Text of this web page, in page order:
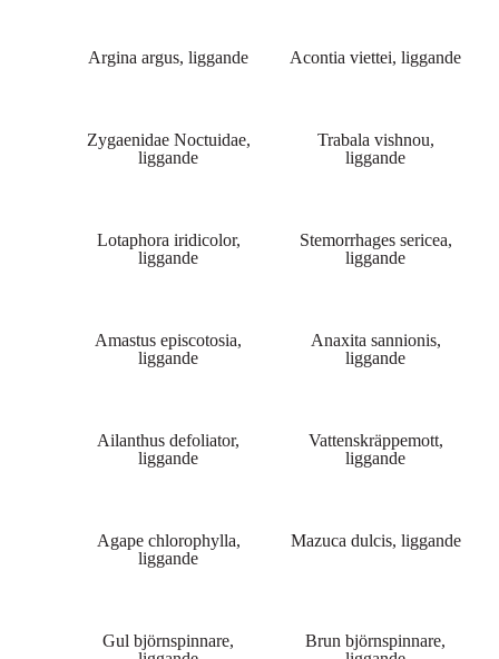
Argina argus, liggande Acontia viettei, liggande
Zygaenidae Noctuidae,
liggande
Trabala vishnou,
liggande
Lotaphora iridicolor,
liggande
Stemorrhages sericea,
liggande
Amastus episcotosia,
liggande
Anaxita sannionis,
liggande
Ailanthus defoliator,
liggande
Vattenskräppemott,
liggande
Agape chlorophylla,
liggande
Mazuca dulcis, liggande
Gul björnspinnare,
Brun björnspinnare,